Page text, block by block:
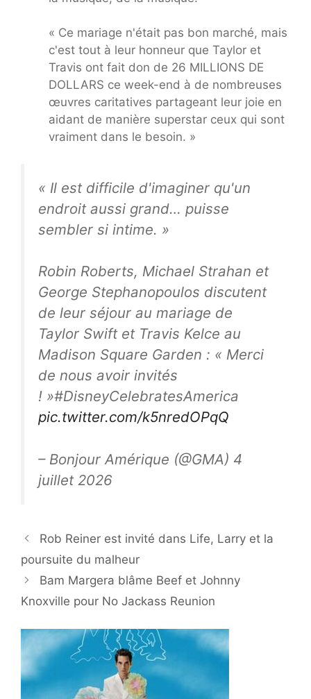
« Ce mariage n'était pas bon marché, mais
c'est tout à leur honneur que Taylor et
Travis ont fait don de 26 MILLIONS DE
DOLLARS ce week-end à de nombreuses
œuvres caritatives partageant leur joie en
aidant de manière superstar ceux qui sont
vraiment dans le besoin. »
« Il est difficile d'imaginer qu'un
endroit aussi grand… puisse
sembler si intime. »
Robin Roberts, Michael Strahan et
George Stephanopoulos discutent
de leur séjour au mariage de
Taylor Swift et Travis Kelce au
Madison Square Garden : « Merci
de nous avoir invités
! »#DisneyCelebratesAmerica
pic.twitter.com/k5nredOPqQ
– Bonjour Amérique (@GMA) 4
juillet 2026
Rob Reiner est invité dans Life, Larry et la
poursuite du malheur
Bam Margera blâme Beef et Johnny
Knoxville pour No Jackass Reunion